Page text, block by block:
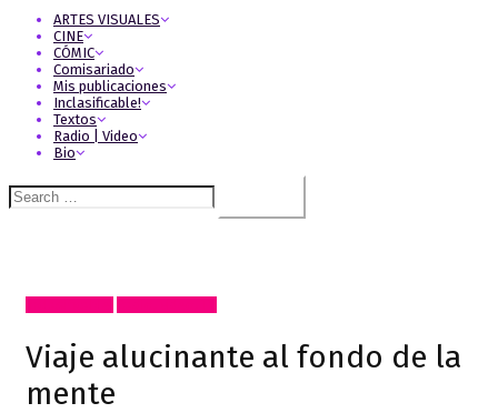
ARTES VISUALES
CINE
CÓMIC
Comisariado
Mis publicaciones
Inclasificable!
Textos
Radio | Video
Bio
Search
for:
Viaje alucinante al fondo de la
mente